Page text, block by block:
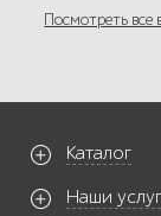
Посмотреть все
Каталог
Наши